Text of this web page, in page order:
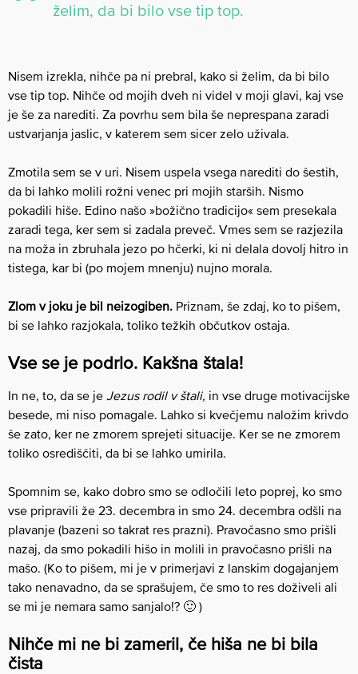
želim, da bi bilo vse tip top.
Nisem izrekla, nihče pa ni prebral, kako si želim, da bi bilo
vse tip top. Nihče od mojih dveh ni videl v moji glavi, kaj vse
je še za narediti. Za povrhu sem bila še neprespana zaradi
ustvarjanja jaslic, v katerem sem sicer zelo uživala.
Zmotila sem se v uri. Nisem uspela vsega narediti do šestih,
da bi lahko molili rožni venec pri mojih starših. Nismo
pokadili hiše. Edino našo »božično tradicijo« sem presekala
zaradi tega, ker sem si zadala preveč. Vmes sem se razjezila
na moža in zbruhala jezo po hčerki, ki ni delala dovolj hitro in
tistega, kar bi (po mojem mnenju) nujno morala.
Zlom v joku je bil neizogiben. Priznam, še zdaj, ko to pišem,
bi se lahko razjokala, toliko težkih občutkov ostaja.
Vse se je podrlo. Kakšna štala!
In ne, to, da se je Jezus rodil v štali, in vse druge motivacijske
besede, mi niso pomagale. Lahko si kvečjemu naložim krivdo
še zato, ker ne zmorem sprejeti situacije. Ker se ne zmorem
toliko osrediščiti, da bi se lahko umirila.
Spomnim se, kako dobro smo se odločili leto poprej, ko smo
vse pripravili že 23. decembra in smo 24. decembra odšli na
plavanje (bazeni so takrat res prazni). Pravočasno smo prišli
nazaj, da smo pokadili hišo in molili in pravočasno prišli na
mašo. (Ko to pišem, mi je v primerjavi z lanskim dogajanjem
tako nenavadno, da se sprašujem, če smo to res doživeli ali
se mi je nemara samo sanjalo!? 🙂 )
Nihče mi ne bi zameril, če hiša ne bi bila
čista